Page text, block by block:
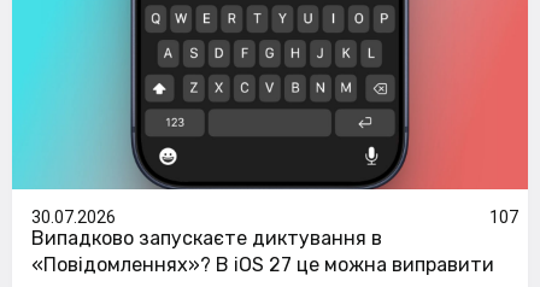
30.07.2026 107
Випадково запускаєте диктування в
«Повідомленнях»? В iOS 27 це можна виправити